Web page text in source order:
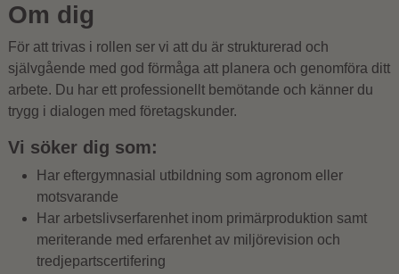
Om dig
För att trivas i rollen ser vi att du är strukturerad och
självgående med god förmåga att planera och genomföra ditt
arbete. Du har ett professionellt bemötande och känner du
trygg i dialogen med företagskunder.
Vi söker dig som:
Har eftergymnasial utbildning som agronom eller
motsvarande
Har arbetslivserfarenhet inom primärproduktion samt
meriterande med erfarenhet av miljörevision och
tredjepartscertifering